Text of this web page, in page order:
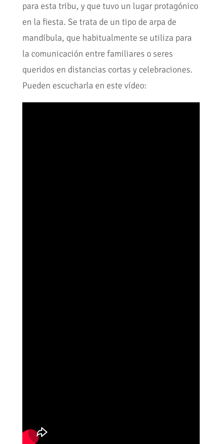
para esta tribu, y que tuvo un lugar protagónico
en la fiesta. Se trata de un tipo de arpa de
mandíbula, que habitualmente se utiliza para
la comunicación entre familiares o seres
queridos en distancias cortas y celebraciones.
Pueden escucharla en este vídeo: